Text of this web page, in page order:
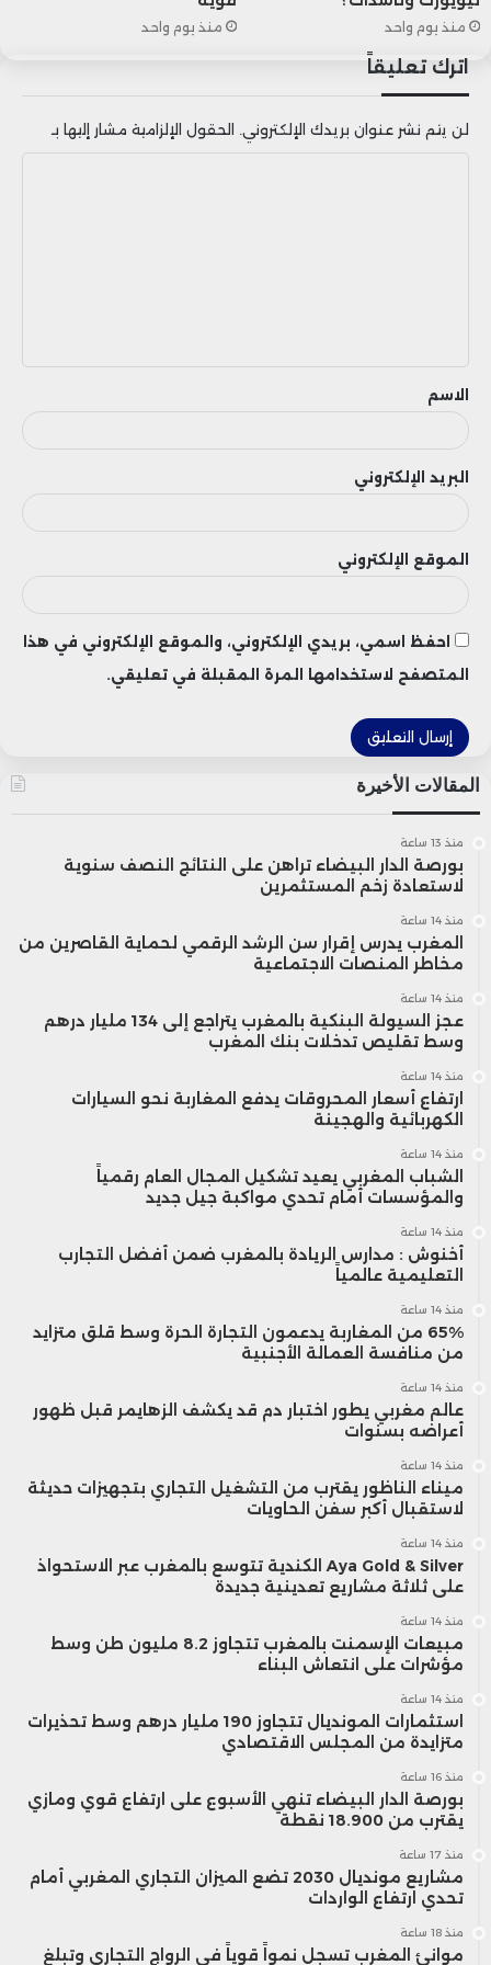
عاطفي حادة، مما يعزز التدخل المبكر والدعم
المناسب.
منذ يوم واحد منذ يوم واحد
اترك تعليقاً
لن يتم نشر عنوان بريدك الإلكتروني. الحقول الإلزامية مشار إليها بـ
ق
الاسم
البريد الإلكتروني
الموقع الإلكتروني
احفظ اسمي، بريدي الإلكتروني، والموقع الإلكتروني في هذا
المتصفح لاستخدامها المرة المقبلة في تعليقي.
المقالات الأخيرة
منذ 13 ساعة
بورصة الدار البيضاء تراهن على النتائج النصف سنوية
لاستعادة زخم المستثمرين
منذ 14 ساعة
المغرب يدرس إقرار سن الرشد الرقمي لحماية القاصرين من
مخاطر المنصات الاجتماعية
منذ 14 ساعة
عجز السيولة البنكية بالمغرب يتراجع إلى 134 مليار درهم
وسط تقليص تدخلات بنك المغرب
منذ 14 ساعة
ارتفاع أسعار المحروقات يدفع المغاربة نحو السيارات
الكهربائية والهجينة
منذ 14 ساعة
الشباب المغربي يعيد تشكيل المجال العام رقمياً
والمؤسسات أمام تحدي مواكبة جيل جديد
منذ 14 ساعة
أخنوش : مدارس الريادة بالمغرب ضمن أفضل التجارب
التعليمية عالمياً
منذ 14 ساعة
65% من المغاربة يدعمون التجارة الحرة وسط قلق متزايد
من منافسة العمالة الأجنبية
منذ 14 ساعة
عالم مغربي يطور اختبار دم قد يكشف الزهايمر قبل ظهور
أعراضه بسنوات
منذ 14 ساعة
ميناء الناظور يقترب من التشغيل التجاري بتجهيزات حديثة
لاستقبال أكبر سفن الحاويات
منذ 14 ساعة
Aya Gold & Silver الكندية تتوسع بالمغرب عبر الاستحواذ
على ثلاثة مشاريع تعدينية جديدة
منذ 14 ساعة
مبيعات الإسمنت بالمغرب تتجاوز 8.2 مليون طن وسط
مؤشرات على انتعاش البناء
منذ 14 ساعة
استثمارات المونديال تتجاوز 190 مليار درهم وسط تحذيرات
متزايدة من المجلس الاقتصادي
منذ 16 ساعة
بورصة الدار البيضاء تنهي الأسبوع على ارتفاع قوي ومازي
يقترب من 18.900 نقطة
منذ 17 ساعة
مشاريع مونديال 2030 تضع الميزان التجاري المغربي أمام
تحدي ارتفاع الواردات
منذ 18 ساعة
موانئ المغرب تسجل نمواً قوياً في الرواج التجاري وتبلغ